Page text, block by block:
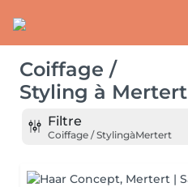
Coiffage /
Styling à Mertert
Filtre
Coiffage / StylingàMertert